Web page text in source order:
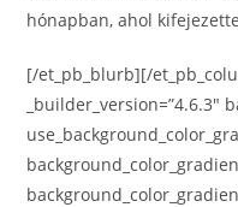
hónapban, ahol
[/et_pb_blurb][/
_builder_version=”4.6.3″